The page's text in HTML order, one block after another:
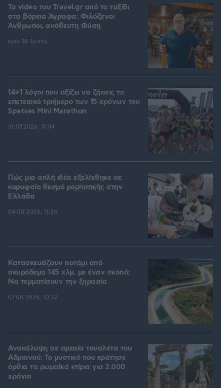
To video του Travel.gr από το ταξίδι
στα Βόρεια Άγραφα: Φιλόξενοι
Άνθρωποι, ανόθευτη Φύση
πριν 18 λεπτά
14+1 λόγοι που αξίζει να ζήσεις το
επετειακό τριήμερο των 15 χρόνων του
Spetses Mini Marathon
31.07.2026, 11:04
Πώς μια απλή ιδέα εξελίχθηκε σε
κορυφαίο θεσμό ρομποτικής στην
Ελλάδα
04.08.2026, 11:20
Κατασκευάζουν ποτάμι από
σκυρόδεμα 145 χλμ. με έναν σκοπό:
Να τερματίσουν την ξηρασία
07.08.2026, 10:32
Ανακάλυψη σε αρχαία τουαλέτα του
Αδριανού: Το μυστικό που κράτησε
όρθια τα ρωμαϊκά κτίρια για 2.000
χρόνια